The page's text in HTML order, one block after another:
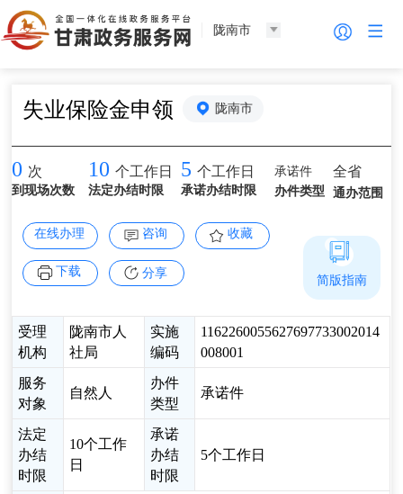
陇南市
失业保险金申领 陇南市
0 次
到现场次数
10 个工作日
法定办结时限
5 个工作日
承诺办结时限
承诺件
办件类型
全省
通办范围
在线办理 咨询 收藏
下载 分享
受理
机构
陇南市人
社局
实施
编码
1162260055627697733002014
008001
服务
对象
自然人
办件
类型
承诺件
法定
办结
时限
10个工作
日
承诺
办结
时限
5个工作日
简版指南